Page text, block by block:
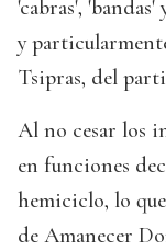
'cabras',
y
Tsipras, del
Al no cesar los
en funciones
hemiciclo, lo
de Amanecer